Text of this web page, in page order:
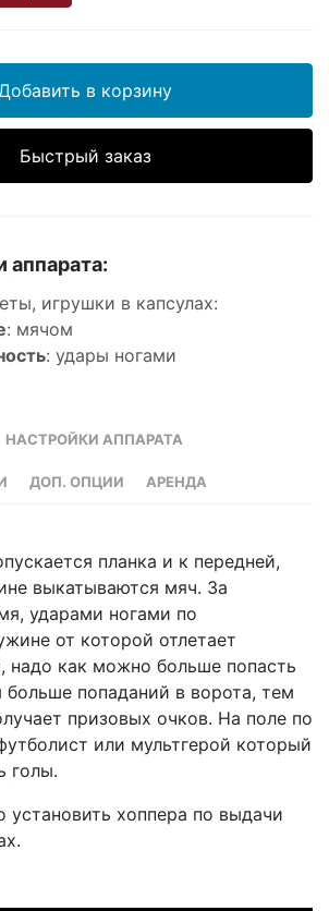
в корзину
Быстрый заказ
аппарата:
игрушки в капсулах:
: мячом
: удары ногами
НАСТРОЙКИ АППАРАТА
ДОП. ОПЦИИ АРЕНДА
планка и к передней,
выкатываются мяч. За
ударами ногами по
от которой отлетает
надо как можно больше попасть
попаданий в ворота, тем
призовых очков. На поле по
или мультгерой который
голы.
установить хоппера по выдачи